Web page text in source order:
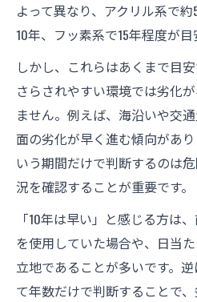
よって異なり、アクリル系で
10年、フッ素系で15年程度が目
しかし、これらはあくまで目
さらされやすい環境では劣化
ません。例えば、海沿いや交
面の劣化が早く進む傾向があ
いう期間だけで判断するのは
況を確認することが重要です。
「10年は早い」と感じる方は
を使用していた場合や、日当
立地であることが多いです。
て年数だけで判断することで